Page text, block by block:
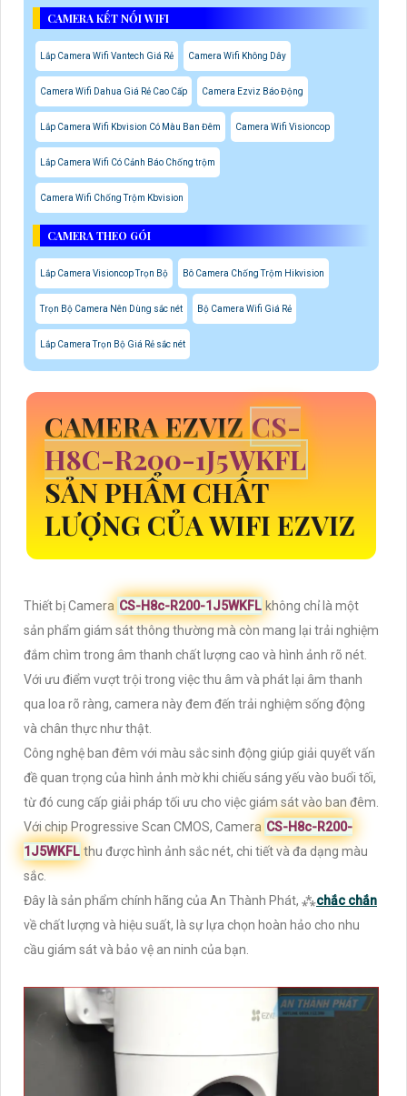
CAMERA KẾT NỐI WIFI
Lắp Camera Wifi Vantech Giá Rẻ Camera Wifi Không Dây
Camera Wifi Dahua Giá Rẻ Cao Cấp Camera Ezviz Báo Động
Lắp Camera Wifi Kbvision Có Màu Ban Đêm Camera Wifi Visioncop
Lắp Camera Wifi Có Cảnh Báo Chống trộm
Camera Wifi Chống Trộm Kbvision
CAMERA THEO GÓI
Lắp Camera Visioncop Trọn Bộ Bô Camera Chống Trộm Hikvision
Trọn Bộ Camera Nên Dùng sắc nét Bộ Camera Wifi Giá Rẻ
Lắp Camera Trọn Bộ Giá Rẻ sắc nét
CAMERA EZVIZCS-
H8C-R200-1J5WKFL
SẢN PHẨM CHẤT
LƯỢNG CỦA WIFI EZVIZ
Thiết bị Camera CS-H8c-R200-1J5WKFL không chỉ là một
sản phẩm giám sát thông thường mà còn mang lại trải nghiệm
đắm chìm trong âm thanh chất lượng cao và hình ảnh rõ nét.
Với ưu điểm vượt trội trong việc thu âm và phát lại âm thanh
qua loa rõ ràng, camera này đem đến trải nghiệm sống động
và chân thực như thật.
Công nghệ ban đêm với màu sắc sinh động giúp giải quyết vấn
đề quan trọng của hình ảnh mờ khi chiếu sáng yếu vào buổi tối,
từ đó cung cấp giải pháp tối ưu cho việc giám sát vào ban đêm.
Với chip Progressive Scan CMOS, Camera CS-H8c-R200-
1J5WKFL thu được hình ảnh sắc nét, chi tiết và đa dạng màu
sắc.
Đây là sản phẩm chính hãng của An Thành Phát, ⁂chắc chắn
về chất lượng và hiệu suất, là sự lựa chọn hoàn hảo cho nhu
cầu giám sát và bảo vệ an ninh của bạn.